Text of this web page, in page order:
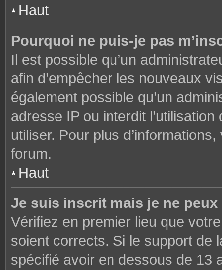
Haut
Pourquoi ne puis-je pas
Il est possible qu’un
afin d’empêcher les nouveaux
également possible qu’un
adresse IP ou interdit
utiliser. Pour plus
forum.
Haut
Je suis inscrit mais je ne
Vérifiez en premier lieu que
soient corrects. Si le support de
spécifié avoir en dessous de 13